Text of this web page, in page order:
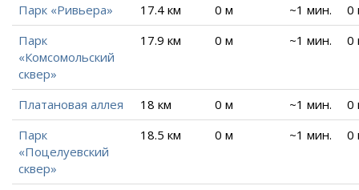
Парк «Ривьера» 17.4 км 0 м ~1 мин.
0
Парк
«Комсомольский
сквер»
17.9 км 0 м ~1 мин. 0
Платановая аллея 18 км 0 м ~1 мин.
0
Парк
«Поцелуевский
сквер»
18.5 км 0 м ~1 мин. 0